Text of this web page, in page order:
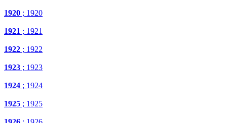
1920 ; 1920
1921 ; 1921
1922 ; 1922
1923 ; 1923
1924 ; 1924
1925 ; 1925